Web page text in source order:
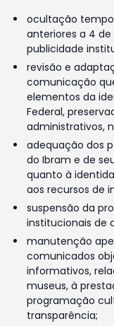
ocultação
anteriores a 4
publicidade
revisão e
comunicação
elementos da
Federal,
administrativos,
adequação dos
do Ibram e de
quanto à
aos recursos de
suspensão da
institucionais de
manutenção
comunicados
informativos,
museus, à
programação
transparência;